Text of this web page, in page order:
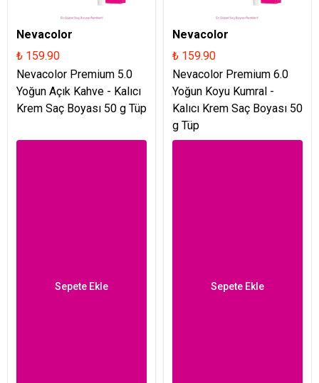
Nevacolor
₺ 159.90
Nevacolor Premium 5.0
Yoğun Açık Kahve - Kalıcı
Krem Saç Boyası 50 g Tüp
Sepete Ekle
Nevacolor
₺ 159.90
Nevacolor Premium 6.0
Yoğun Koyu Kumral -
Kalıcı Krem Saç Boyası 50
g Tüp
Sepete Ekle